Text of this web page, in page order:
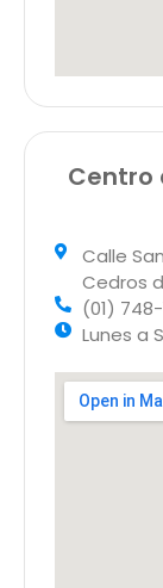
Centro
Calle
Cedros
(01)
Lunes a